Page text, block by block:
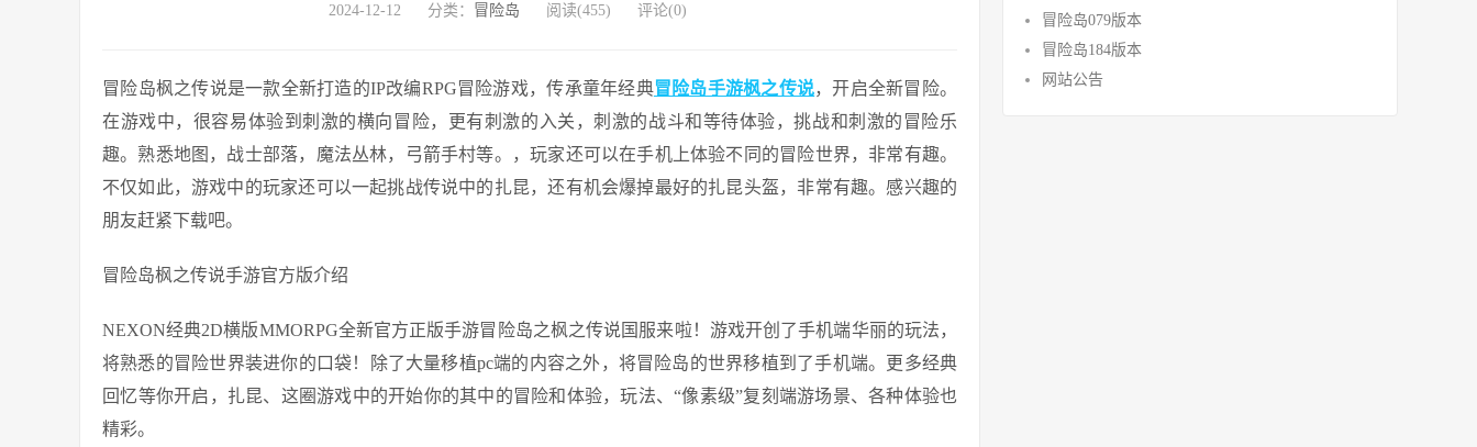
2024-12-12 分类： 冒险岛 阅读(455) 评论(0)
冒险岛枫之传说是一款全新打造的IP改编RPG冒险游戏，传承童年经典冒险岛手游枫之传说，开启全新冒险。
在游戏中，很容易体验到刺激的横向冒险，更有刺激的入关，刺激的战斗和等待体验，挑战和刺激的冒险乐
趣。熟悉地图，战士部落，魔法丛林，弓箭手村等。，玩家还可以在手机上体验不同的冒险世界，非常有趣。
不仅如此，游戏中的玩家还可以一起挑战传说中的扎昆，还有机会爆掉最好的扎昆头盔，非常有趣。感兴趣的
朋友赶紧下载吧。
冒险岛枫之传说手游官方版介绍
NEXON经典2D横版MMORPG全新官方正版手游冒险岛之枫之传说国服来啦！游戏开创了手机端华丽的玩法，
将熟悉的冒险世界装进你的口袋！除了大量移植pc端的内容之外，将冒险岛的世界移植到了手机端。更多经典
回忆等你开启，扎昆、这圈游戏中的开始你的其中的冒险和体验，玩法、“像素级”复刻端游场景、各种体验也
精彩。
冒险岛079版本
冒险岛184版本
网站公告